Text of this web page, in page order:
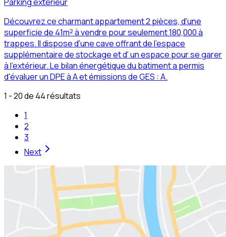
Découvrez ce charmant appartement 2 pièces, d'une
superficie de 41m² à vendre pour seulement 180,000 à
trappes. Il dispose d'une cave offrant de l'espace
supplémentaire de stockage et d' un espace pour se garer
à l'extérieur. Le bilan énergétique du batiment a permis
d'évaluer un DPE à A et émissions de GES : A.
1 - 20 de 44 résultats
1
2
3
Next